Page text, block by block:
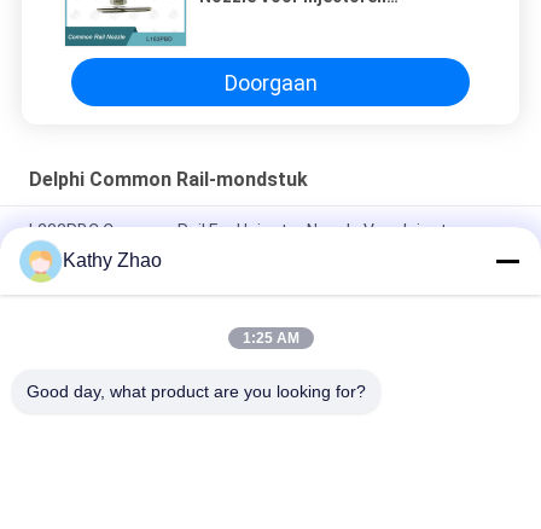
Doorgaan
Delphi Common Rail-mondstuk
L233PBC Common Rail Fuel Injector Nozzle Voor Injector
BEBE4C09102
L481PRH Common Rail Injector Nozzle Voor Injector 28384645
Kathy Zhao
1:25 AM
Good day, what product are you looking for?